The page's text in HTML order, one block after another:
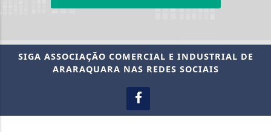
SIGA ASSOCIAÇÃO COMERCIAL E INDUSTRIAL DE
ARARAQUARA NAS REDES SOCIAIS